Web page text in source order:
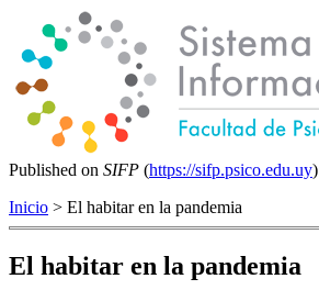
Published on SIFP (https://sifp.psico.edu.uy)
Inicio > El habitar en la pandemia
El habitar en la pandemia